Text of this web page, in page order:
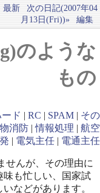
最新
次の日記(2007年04
月13日(Fri))»
編集
のような
もの
ド | RC | SPAM | その
消防 |情報処理 | 航空
| 電気主任 | 電通主任
せんが、その理由に
味も忙しい、国家試
などがあります。